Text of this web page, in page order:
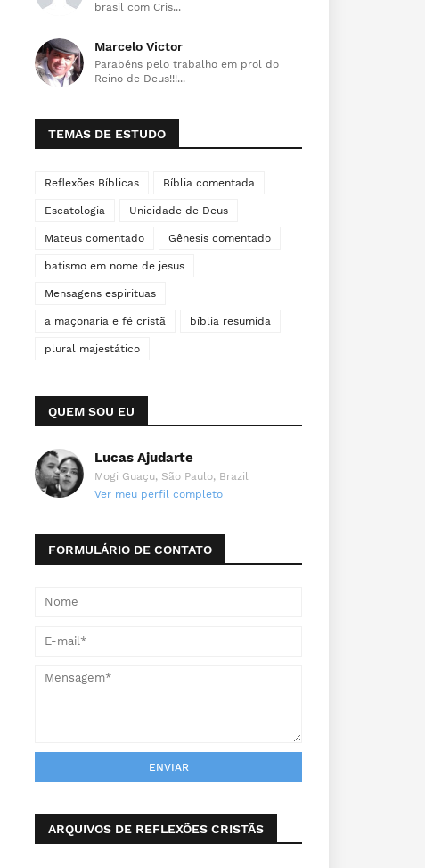
brasil com Cris...
Marcelo Victor
Parabéns pelo trabalho em prol do
Reino de Deus!!!...
TEMAS DE ESTUDO
Reflexões Bíblicas Bíblia comentada
Escatologia Unicidade de Deus
Mateus comentado Gênesis comentado
batismo em nome de jesus
Mensagens espirituas
a maçonaria e fé cristã bíblia resumida
plural majestático
QUEM SOU EU
Lucas Ajudarte
Mogi Guaçu, São Paulo, Brazil
Ver meu perfil completo
FORMULÁRIO DE CONTATO
ARQUIVOS DE REFLEXÕES CRISTÃS